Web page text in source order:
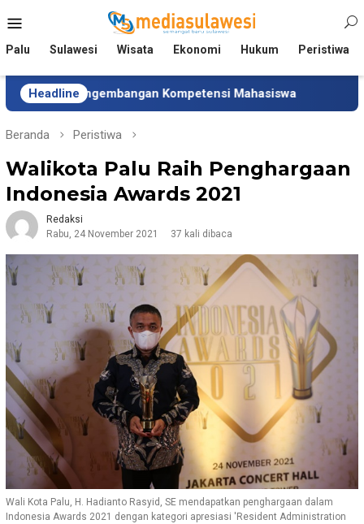
ke
Mobile
Palu Sulawesi Wisata Ekonomi Hukum Peristiwa
Headline Kompetensi Mahasiswa Tim Universitas
Beranda Peristiwa
Walikota Palu Raih Penghargaan
Indonesia Awards 2021
Redaksi
Rabu, 24 November 2021
37 kali dibaca
Wali Kota Palu, H. Hadianto Rasyid, SE mendapatkan penghargaan dalam
Indonesia Awards 2021 dengan kategori apresiasi 'Resident Administration